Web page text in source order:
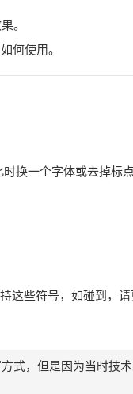
。
何使用。
换一个字体或去掉标
些符号，如碰到，请
式，但是因为当时技